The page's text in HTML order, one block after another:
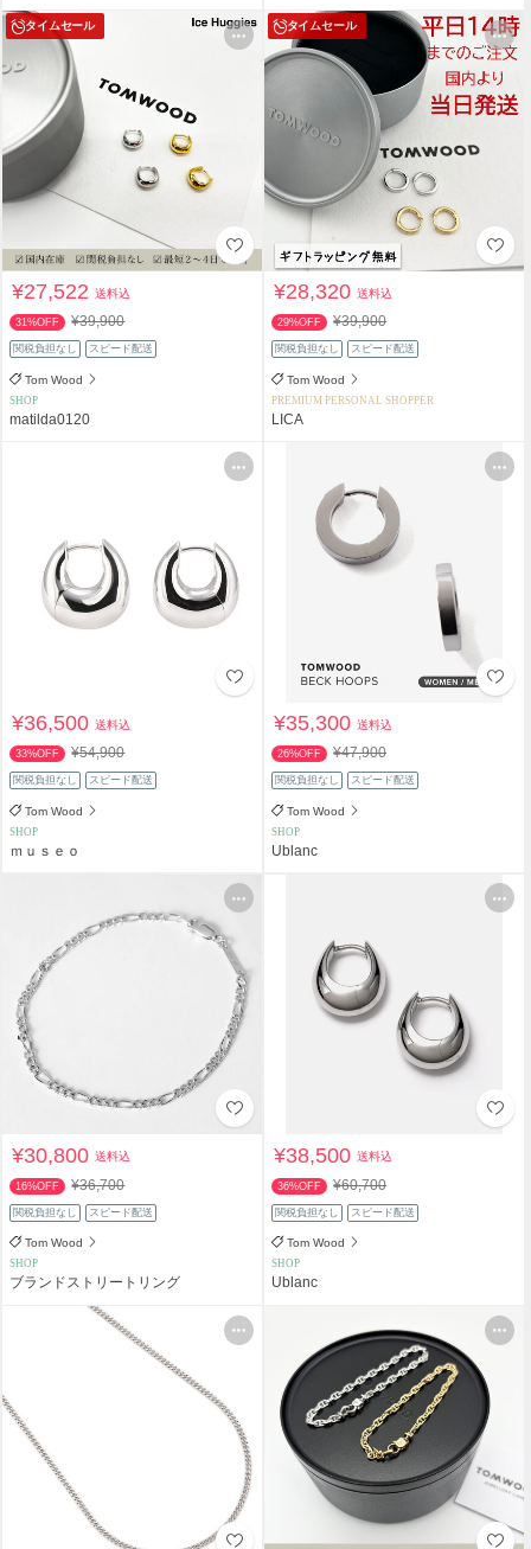
タイムセール
¥27,522送料込
31%OFF ¥39,900
関税負担なし スピード配送
Tom Wood
SHOP
matilda0120
タイムセール
¥28,320送料込
29%OFF ¥39,900
関税負担なし スピード配送
Tom Wood
PREMIUM PERSONAL SHOPPER
LICA
¥36,500送料込
33%OFF ¥54,900
関税負担なし スピード配送
Tom Wood
SHOP
ｍｕｓｅｏ
¥35,300送料込
26%OFF ¥47,900
関税負担なし スピード配送
Tom Wood
SHOP
Ublanc
¥30,800送料込
16%OFF ¥36,700
関税負担なし スピード配送
Tom Wood
SHOP
ブランドストリートリング
¥38,500送料込
36%OFF ¥60,700
関税負担なし スピード配送
Tom Wood
SHOP
Ublanc